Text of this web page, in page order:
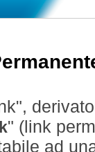
" (link
ad